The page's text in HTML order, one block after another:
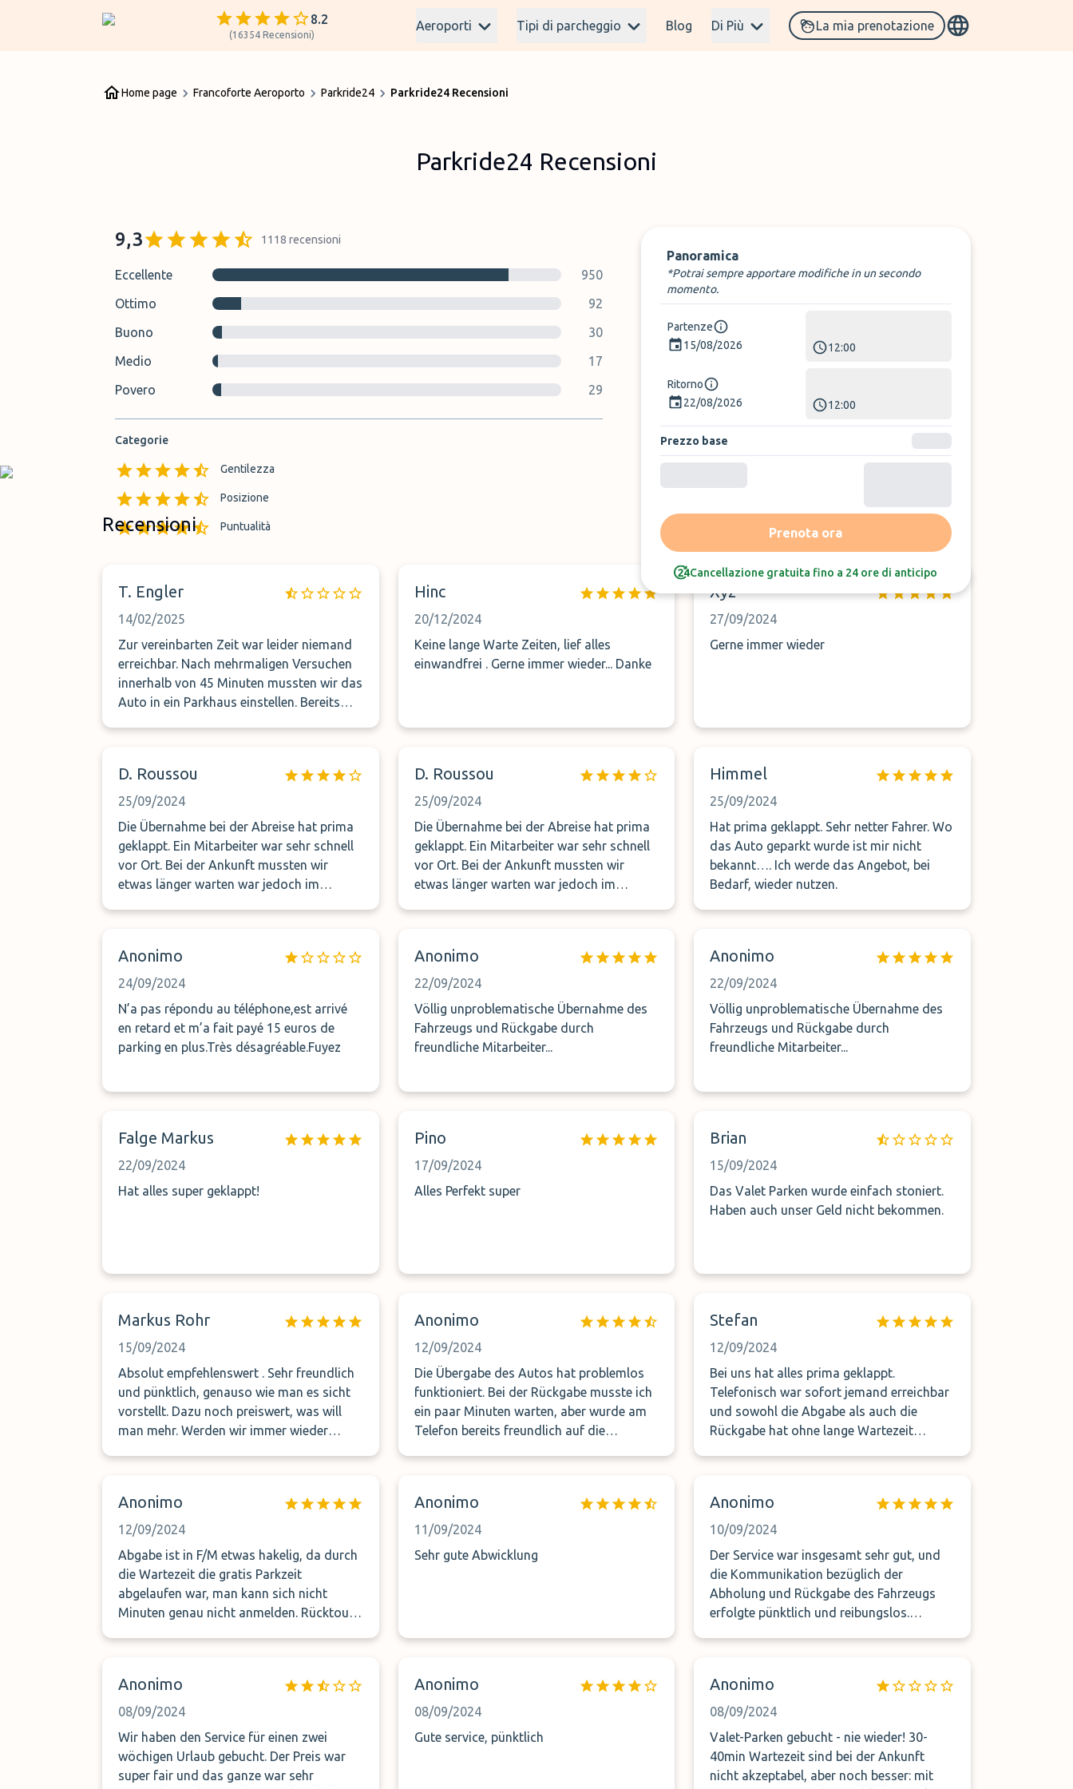
8.2
(16354 Recensioni)
Aeroporti Tipi di parcheggio Blog Di Più La mia prenotazione
Home page Francoforte Aeroporto Parkride24 Parkride24 Recensioni
Parkride24 Recensioni
9,3 1118 recensioni
Eccellente
950
Ottimo
92
Buono
30
Medio
17
Povero
29
Categorie
Gentilezza
Posizione
Puntualità
Panoramica
*Potrai sempre apportare modifiche in un secondo
momento.
Partenze
15/08/2026
12:00
Ritorno
22/08/2026
12:00
Prezzo base
Prenota ora
Cancellazione gratuita fino a 24 ore di anticipo
Recensioni Ultime recensioni
T. Engler
14/02/2025
Zur vereinbarten Zeit war leider niemand
erreichbar. Nach mehrmaligen Versuchen
innerhalb von 45 Minuten mussten wir das
Auto in ein Parkhaus einstellen. Bereits
Hinc
20/12/2024
Keine lange Warte Zeiten, lief alles
einwandfrei . Gerne immer wieder... Danke
Xyz
27/09/2024
Gerne immer wieder
D. Roussou
25/09/2024
Die Übernahme bei der Abreise hat prima
geklappt. Ein Mitarbeiter war sehr schnell
vor Ort. Bei der Ankunft mussten wir
etwas länger warten war jedoch im
geklappt.
D. Roussou
25/09/2024
Die Übernahme bei der Abreise hat prima
geklappt. Ein Mitarbeiter war sehr schnell
vor Ort. Bei der Ankunft mussten wir
etwas länger warten war jedoch im
geklappt.
Himmel
25/09/2024
Hat prima geklappt. Sehr netter Fahrer. Wo
das Auto geparkt wurde ist mir nicht
bekannt…. Ich werde das Angebot, bei
Bedarf, wieder nutzen.
Anonimo
24/09/2024
N’a pas répondu au téléphone,est arrivé
en retard et m’a fait payé 15 euros de
parking en plus.Très désagréable.Fuyez
Anonimo
22/09/2024
Völlig unproblematische Übernahme des
Fahrzeugs und Rückgabe durch
freundliche Mitarbeiter...
Anonimo
22/09/2024
Völlig unproblematische Übernahme des
Fahrzeugs und Rückgabe durch
freundliche Mitarbeiter...
Falge Markus
22/09/2024
Hat alles super geklappt!
Pino
17/09/2024
Alles Perfekt super
Brian
15/09/2024
Das Valet Parken wurde einfach stoniert.
Haben auch unser Geld nicht bekommen.
Markus Rohr
15/09/2024
Absolut empfehlenswert . Sehr freundlich
und pünktlich, genauso wie man es sicht
vorstellt. Dazu noch preiswert, was will
man mehr. Werden wir immer wieder
Anonimo
12/09/2024
Die Übergabe des Autos hat problemlos
funktioniert. Bei der Rückgabe musste ich
ein paar Minuten warten, aber wurde am
Telefon bereits freundlich auf die
Stefan
12/09/2024
Bei uns hat alles prima geklappt.
Telefonisch war sofort jemand erreichbar
und sowohl die Abgabe als auch die
Rückgabe hat ohne lange Wartezeit
Anonimo
12/09/2024
Abgabe ist in F/M etwas hakelig, da durch
die Wartezeit die gratis Parkzeit
abgelaufen war, man kann sich nicht
Minuten genau nicht anmelden. Rücktour
Anonimo
11/09/2024
Sehr gute Abwicklung
Anonimo
10/09/2024
Der Service war insgesamt sehr gut, und
die Kommunikation bezüglich der
Abholung und Rückgabe des Fahrzeugs
erfolgte pünktlich und reibungslos.
Anonimo
08/09/2024
Wir haben den Service für einen zwei
wöchigen Urlaub gebucht. Der Preis war
super fair und das ganze war sehr
Anonimo
08/09/2024
Gute service, pünktlich
Anonimo
08/09/2024
Valet-Parken gebucht - nie wieder! 30-
40min Wartezeit sind bei der Ankunft
nicht akzeptabel, aber noch besser: mit